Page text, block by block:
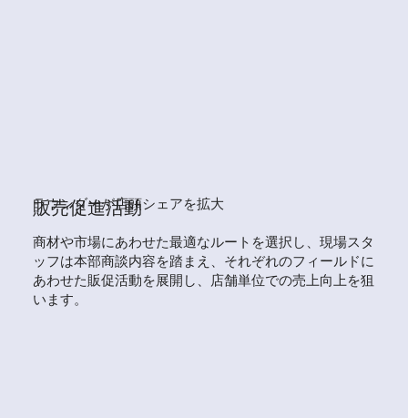
販売促進活動
ラウンダーが店頭シェアを拡大
商材や市場にあわせた最適なルートを選択し、現場スタ
ッフは本部商談内容を踏まえ、それぞれのフィールドに
あわせた販促活動を展開し、店舗単位での売上向上を狙
います。